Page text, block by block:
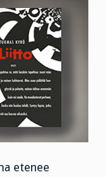
etenee